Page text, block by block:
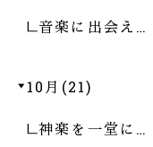
音楽に出会え…
10月(21)
神楽を一堂に…